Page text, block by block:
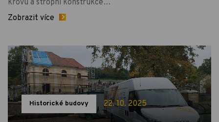
krovu a stropní konstrukce…
Zobrazit více
Historické budovy 22. 10. 2025